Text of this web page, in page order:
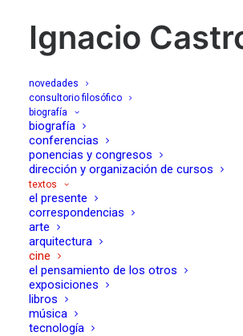
Ignacio
novedades
consultorio filosófico
biografía
biografía
conferencias
ponencias y congresos
dirección y organización de cursos
textos
el presente
correspondencias
arte
arquitectura
cine
el pensamiento de los otros
exposiciones
libros
música
tecnología
cine
si esto es amor (Io sono l’amore,
Guadagnino, 2009)